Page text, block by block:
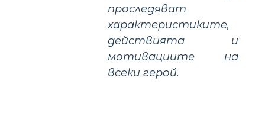
проследяват
характеристиките,
действията и
мотивациите на
всеки герой.